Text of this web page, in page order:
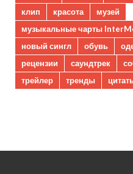
клип
красота
музей
музыкальные чарты
новый сингл
обувь
рецензии
саундтрек
трейлер
тренды